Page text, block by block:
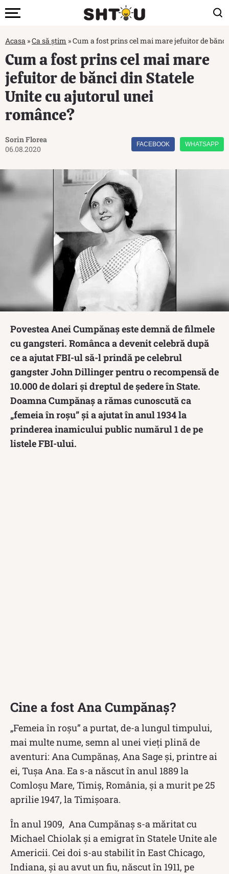
Acasa »Ca să știm »Cum a fost prins cel mai mare jefuitor de
Cum a fost prins cel mai mare
jefuitor de bănci din Statele
Unite cu ajutorul unei
românce?
Sorin Florea
06.08.2020
FACEBOOK WHATSAPP
Povestea Anei Cumpănaș este demnă de filmele
cu gangsteri. Românca a devenit celebră după
ce a ajutat FBI-ul să-l prindă pe celebrul
gangster John Dillinger pentru o recompensă de
10.000 de dolari și dreptul de ședere în State.
Doamna Cumpănaș a rămas cunoscută ca
„femeia în roșu” și a ajutat în anul 1934 la
prinderea inamicului public numărul 1 de pe
listele FBI-ului.
Cine a fost Ana Cumpănaș?
„Femeia în roşu” a purtat, de-a lungul timpului,
mai multe nume, semn al unei vieți plină de
aventuri: Ana Cumpănaș, Ana Sage și, printre ai
ei, Tușa Ana. Ea s-a născut în anul 1889 la
Comloșu Mare, Timiș, România, și a murit pe 25
aprilie 1947, la Timișoara.
În anul 1909, Ana Cumpănaș s-a măritat cu
Michael Chiolak și a emigrat în Statele Unite ale
Americii. Cei doi s-au stabilit în East Chicago,
Indiana, și au avut un fiu, născut în 1911, pe